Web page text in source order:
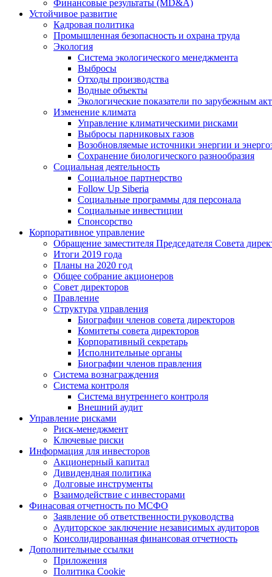
Финансовые результаты (MD&A)
Устойчивое развитие
Кадровая политика
Промышленная безопасность и охрана труда
Экология
Система экологического менеджмента
Выбросы
Отходы производства
Водные объекты
Экологические показатели по зарубежным
Изменение климата
Управление климатическими рисками
Выбросы парниковых газов
Возобновляемые источники энергии и
Сохранение биологического разнообразия
Социальная деятельность
Социальное партнерство
Follow Up Siberia
Социальные программы для персонала
Социальные инвестиции
Спонсорство
Корпоративное управление
Обращение заместителя Председателя Совета
Итоги 2019 года
Планы на 2020 год
Общее собрание акционеров
Совет директоров
Правление
Структура управления
Биографии членов совета директоров
Комитеты совета директоров
Корпоративный секретарь
Исполнительные органы
Биографии членов правления
Система вознаграждения
Система контроля
Система внутреннего контроля
Внешний аудит
Управление рисками
Риск-менеджмент
Ключевые риски
Информация для инвесторов
Акционерный капитал
Дивидендная политика
Долговые инструменты
Взаимодействие с инвеcторами
Финасовая отчетность по МСФО
Заявление об ответственности руководства
Аудиторское заключение независимых аудиторов
Консолидированная финансовая отчетность
Дополнительные ссылки
Приложения
Политика Cookie